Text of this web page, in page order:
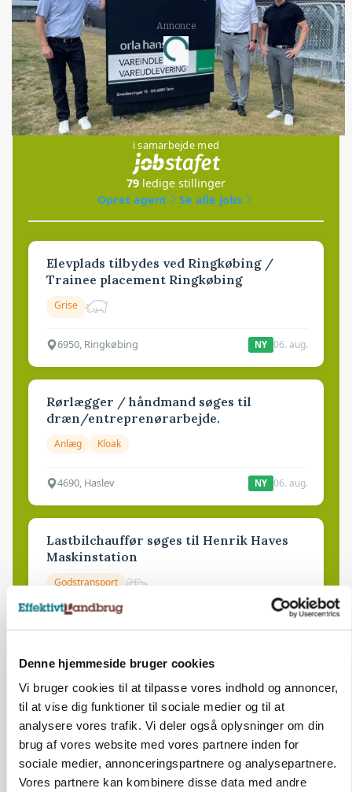
Denne hjemmeside bruger cookies
Vi bruger cookies til at tilpasse vores indhold og annoncer,
til at vise dig funktioner til sociale medier og til at
analysere vores trafik. Vi deler også oplysninger om din
brug af vores website med vores partnere inden for
sociale medier, annonceringspartnere og analysepartnere.
Vores partnere kan kombinere disse data med andre
Annonce
Loading...
Jobs
i samarbejde med
79 ledige stillinger
Opret agent
Se alle jobs
Elevplads tilbydes ved Ringkøbing /
Trainee placement Ringkøbing
Grise
6950, Ringkøbing NY 06. aug.
Rørlægger / håndmand søges til
dræn/entreprenørarbejde.
Anlæg Kloak
4690, Haslev NY 06. aug.
Lastbilchauffør søges til Henrik Haves
Maskinstation
Godstransport
03. aug.
Grise
9681, Ranum 03. aug.